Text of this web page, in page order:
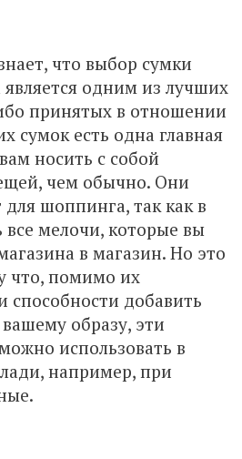
что выбор сумки
одним из лучших
принятых в отношении
сумок есть одна главная
носить с собой
чем обычно. Они
шоппинга, так как в
мелочи, которые вы
в магазин. Но это
что, помимо их
способности добавить
образу, эти
использовать в
например, при